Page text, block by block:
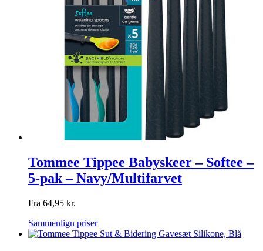
Tommee Tippee Babyskeer – Softee –
5-pak – Navy/Multifarvet
Fra 64,95 kr.
Sammenlign priser